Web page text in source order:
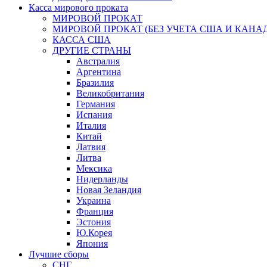
Касса мирового проката
МИРОВОЙ ПРОКАТ
МИРОВОЙ ПРОКАТ (БЕЗ УЧЕТА США И
КАССА США
ДРУГИЕ СТРАНЫ
Австралия
Аргентина
Бразилия
Великобритания
Германия
Испания
Италия
Китай
Латвия
Литва
Мексика
Нидерланды
Новая Зеландия
Украина
Франция
Эстония
Ю.Корея
Япония
Лучшие сборы
СНГ